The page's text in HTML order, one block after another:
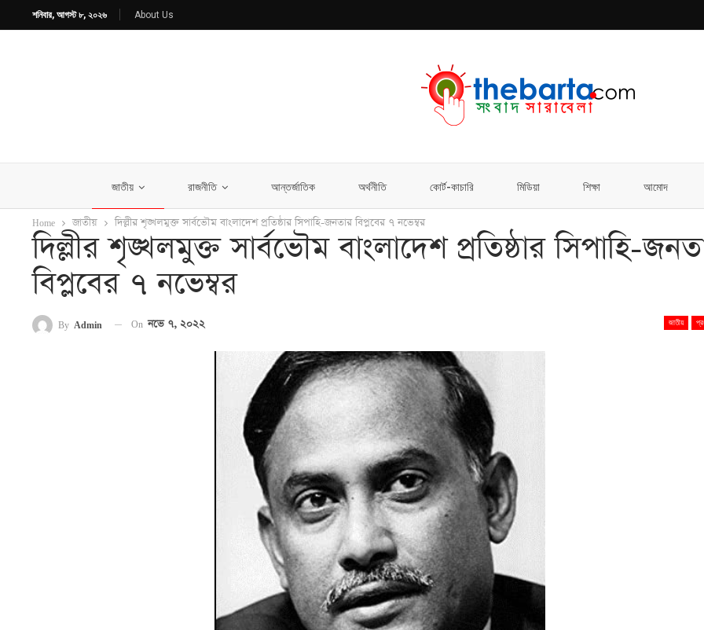
শনিবার, আগস্ট ৮, ২০২৬ About Us
জাতীয় রাজনীতি আন্তর্জাতিক অর্থনীতি কোর্ট-কাচারি মিডিয়া শিক্ষা আমোদ
Home জাতীয় দিল্লীর শৃঙ্খলমুক্ত সার্বভৌম বাংলাদেশ প্রতিষ্ঠার সিপাহি-জনতার বিপ্লবের ৭ নভেম্বর
দিল্লীর শৃঙ্খলমুক্ত সার্বভৌম বাংলাদেশ প্রতিষ্ঠার সিপাহি-
বিপ্লবের ৭ নভেম্বর
জাতীয়
By Admin On নভে ৭, ২০২২